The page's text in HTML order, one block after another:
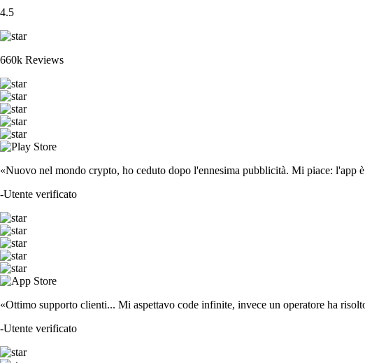
4.5
660k Reviews
«Nuovo nel mondo crypto, ho ceduto dopo l'ennesima pubblicità. Mi piace: l'app
-Utente verificato
«Ottimo supporto clienti... Mi aspettavo code infinite, invece un operatore ha
-Utente verificato